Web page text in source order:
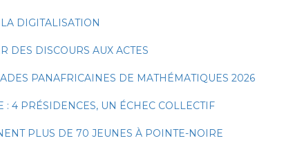
DIGITALISATION
DES DISCOURS AUX ACTES
PANAFRICAINES DE MATHÉMATIQUES 2026
4 PRÉSIDENCES, UN ÉCHEC COLLECTIF
PLUS DE 70 JEUNES À POINTE-NOIRE